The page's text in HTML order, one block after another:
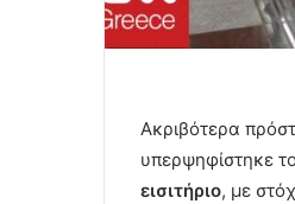
Ακριβότερα
υπερψηφίστηκε
εισιτήριο, με